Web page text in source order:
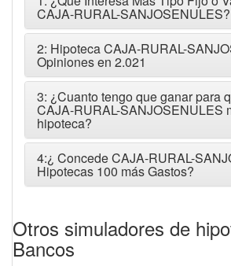
CAJA-RURAL-SANJOSENULES?
2: Hipoteca CAJA-RURAL-
Opiniones en 2.021
3: ¿Cuanto tengo que ganar para
CAJA-RURAL-SANJOSENULES
hipoteca?
4:¿ Concede CAJA-RURAL-
Hipotecas 100 más Gastos?
Otros simuladores de
Bancos